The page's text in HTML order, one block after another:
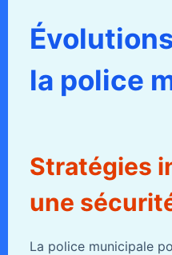
la police
Stratégies
une
La police municipale